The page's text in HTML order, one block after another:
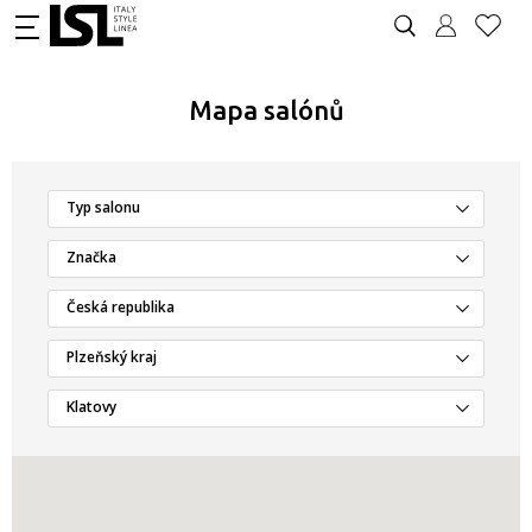
Mapa salónů
Typ salonu
Značka
Česká republika
Plzeňský kraj
Klatovy